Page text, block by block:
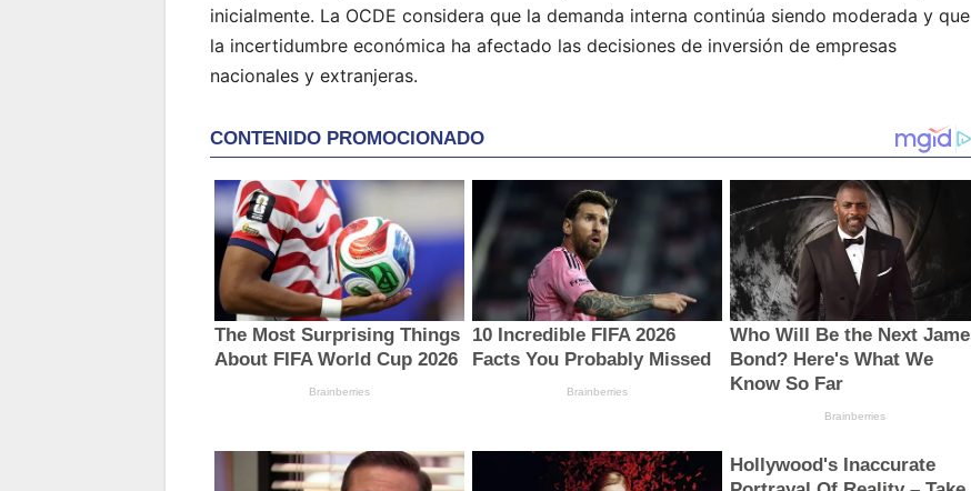
inicialmente. La OCDE considera que la demanda interna continúa siendo moderada y que
la incertidumbre económica ha afectado las decisiones de inversión de empresas
nacionales y extranjeras.